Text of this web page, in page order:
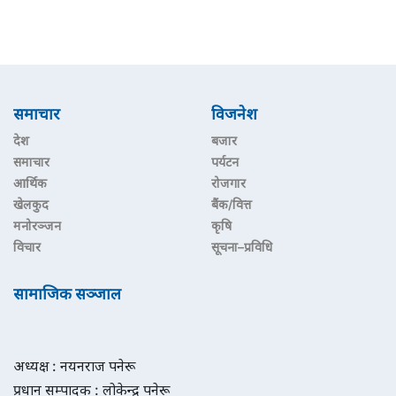
समाचार
देश
समाचार
आर्थिक
खेलकुद
मनोरञ्जन
विचार
विजनेश
बजार
पर्यटन
रोजगार
बैंक/वित्त
कृषि
सूचना–प्रविधि
सामाजिक सञ्जाल
अध्यक्ष : नयनराज पनेरू
प्रधान सम्पादक : लोकेन्द्र पनेरू